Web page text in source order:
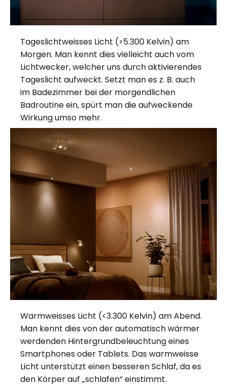
Tageslichtweisses Licht (>5.300 Kelvin) am
Morgen. Man kennt dies vielleicht auch vom
Lichtwecker, welcher uns durch aktivierendes
Tageslicht aufweckt. Setzt man es z. B. auch
im Badezimmer bei der morgendlichen
Badroutine ein, spürt man die aufweckende
Wirkung umso mehr.
Warmweisses Licht (<3.300 Kelvin) am Abend.
Man kennt dies von der automatisch wärmer
werdenden Hintergrundbeleuchtung eines
Smartphones oder Tablets. Das warmweisse
Licht unterstützt einen besseren Schlaf, da es
den Körper auf „schlafen“ einstimmt.